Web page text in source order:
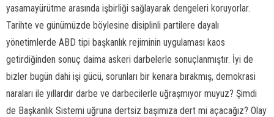
yasamayürütme arasında işbirliği sağlayarak dengeleri koruyorlar.
Tarihte ve günümüzde böylesine disiplinli partilere dayalı
yönetimlerde ABD tipi başkanlık rejiminin uygulaması kaos
getirdiğinden sonuç daima askeri darbelerle sonuçlanmıştır. İyi de
bizler bugün dahi işi gücü, sorunları bir kenara bırakmış, demokrasi
naraları ile yıllardır darbe ve darbecilerle uğraşmıyor muyuz? Şimdi
de Başkanlık Sistemi uğruna dertsiz başımıza dert mi açacağız? Olay